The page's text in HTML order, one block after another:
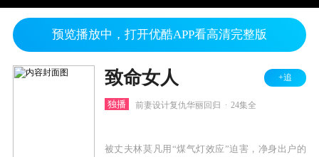
预览播放中，打开优酷APP看高清完整版
致命女人 +追
独播 前妻设计复仇华丽回归 24集全
被丈夫林莫凡用“煤气灯效应”迫害，净身出户的